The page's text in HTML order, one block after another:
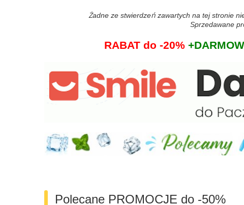
Żadne ze stwierdzeń zawartych na tej stronie
Sprzedawane
RABAT do -20%
Polecane PROMOCJE do -50%